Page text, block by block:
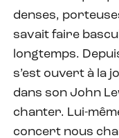
denses,
savait faire
longtemps.
s’est ouvert à la
dans son John
chanter. Lui-
concert nous